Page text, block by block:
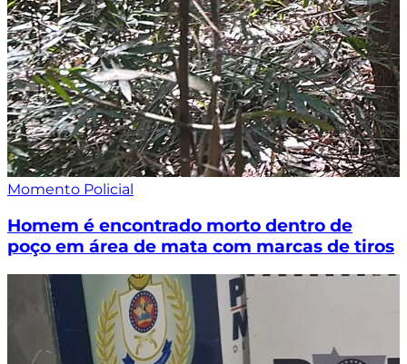
Momento Policial
Homem é encontrado morto dentro de
poço em área de mata com marcas de tiros